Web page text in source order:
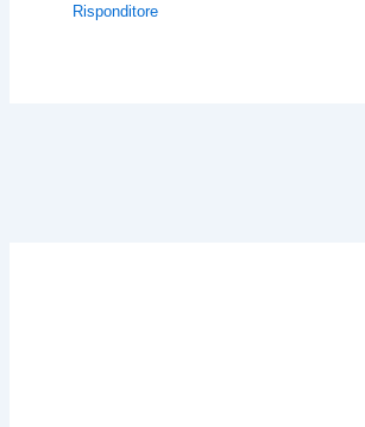
Risponditore